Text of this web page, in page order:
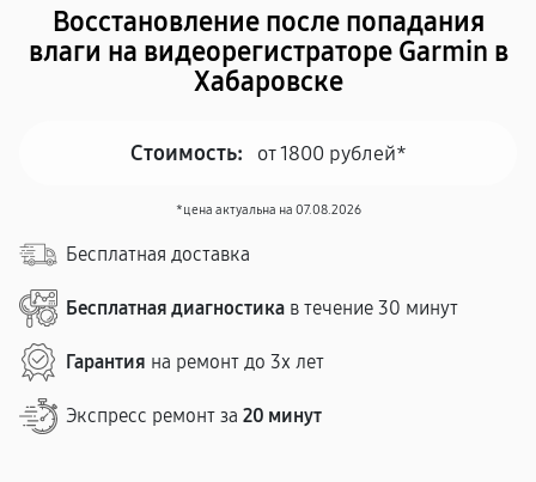
Восстановление после попадания
влаги на видеорегистраторе Garmin в
Хабаровске
Стоимость: от 1800 рублей*
*цена актуальна на 07.08.2026
Бесплатная доставка
Бесплатная диагностика в течение 30 минут
Гарантия на ремонт до 3х лет
Экспресс ремонт за 20 минут